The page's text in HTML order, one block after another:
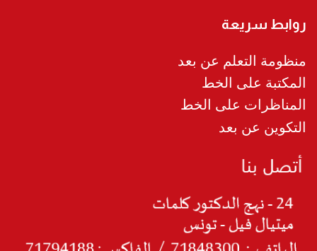
روابط سريعة
منظومة التعلم عن بعد
المكتبة على الخط
المناظرات على الخط
التكوين عن بعد